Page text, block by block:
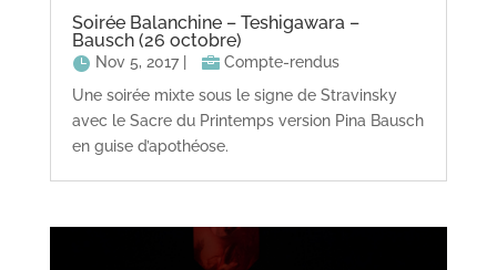
Soirée Balanchine – Teshigawara –
Bausch (26 octobre)
Nov 5, 2017|
Compte-rendus
Une soirée mixte sous le signe de Stravinsky
avec le Sacre du Printemps version Pina Bausch
en guise d’apothéose.